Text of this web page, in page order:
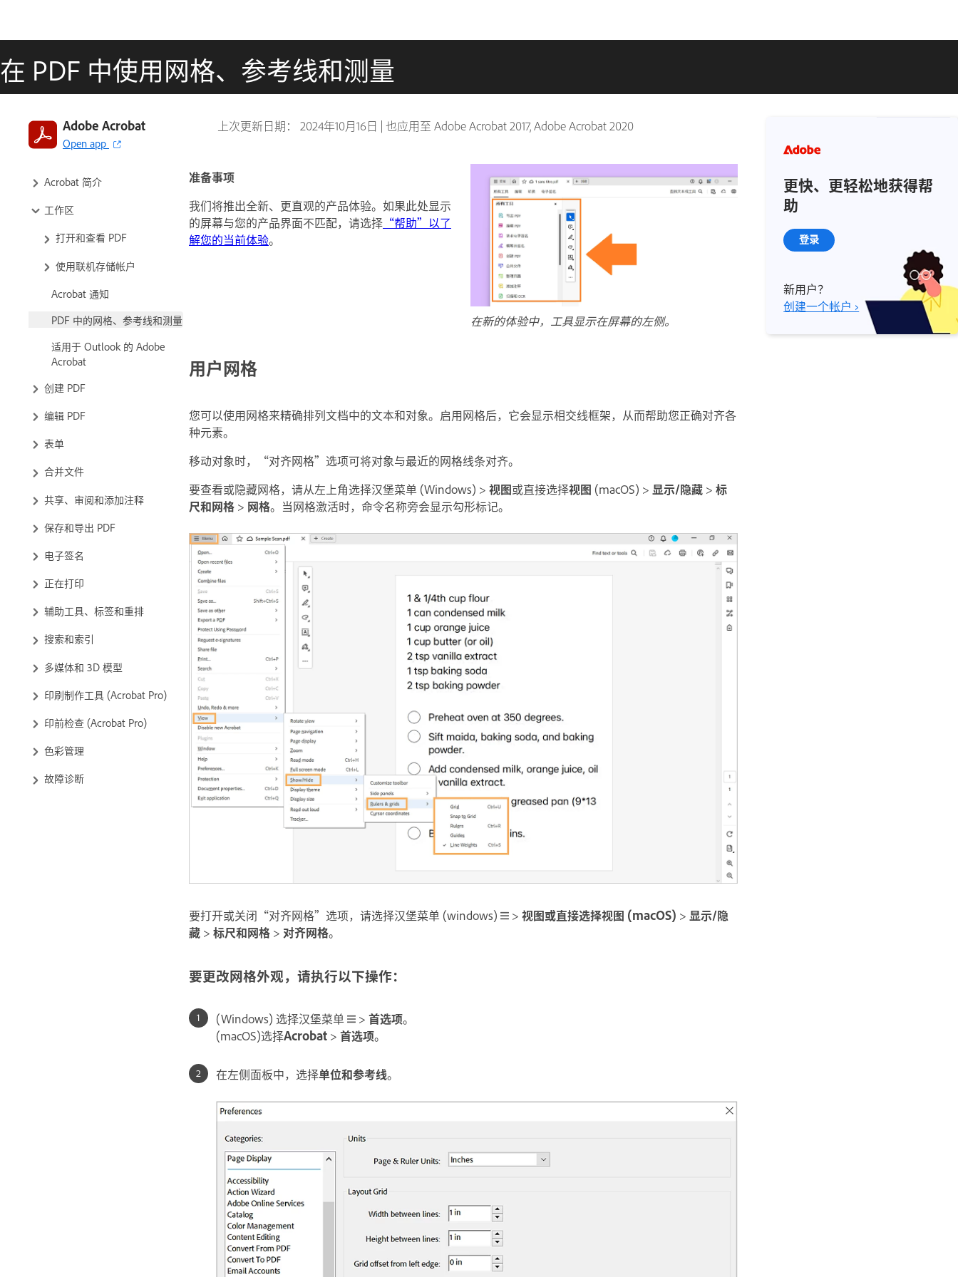
在 PDF 中使用网格、参考线和测量
上次更新日期： 2024年10月16日 | 也应用至 Adobe Acrobat 2017, Adobe Acrobat 2020
Adobe Acrobat
Open app
Acrobat 简介
工作区
打开和查看 PDF
使用联机存储帐户
Acrobat 通知
PDF 中的网格、参考线和测量
适用于 Outlook 的 Adobe
Acrobat
创建 PDF
编辑 PDF
表单
合并文件
共享、审阅和添加注释
保存和导出 PDF
电子签名
正在打印
辅助工具、标签和重排
搜索和索引
多媒体和 3D 模型
印刷制作工具 (Acrobat Pro)
印前检查 (Acrobat Pro)
色彩管理
故障诊断
准备事项
我们将推出全新、更直观的产品体验。如果此处显示
的屏幕与您的产品界面不匹配，请选择 “帮助”以了
解您的当前体验。
在新的体验中，工具显示在屏幕的左侧。
用户网格
您可以使用网格来精确排列文档中的文本和对象。启用网格后，它会显示相交线框架，从而帮助您正确对齐各
种元素。
移动对象时，“对齐网格”选项可将对象与最近的网格线条对齐。
要查看或隐藏网格，请从左上角选择汉堡菜单 (Windows) > 视图或直接选择视图 (macOS) > 显示/隐藏 > 标
尺和网格 > 网格。当网格激活时，命令名称旁会显示勾形标记。
要打开或关闭“对齐网格”选项，请选择汉堡菜单 (windows) > 视图或直接选择视图 (macOS) > 显示/隐
藏 > 标尺和网格 > 对齐网格。
要更改网格外观，请执行以下操作：
(Windows) 选择汉堡菜单 > 首选项。
(macOS)选择Acrobat > 首选项。
在左侧面板中，选择单位和参考线。
更快、更轻松地获得帮
助
登录
新用户？
创建一个帐户 ›